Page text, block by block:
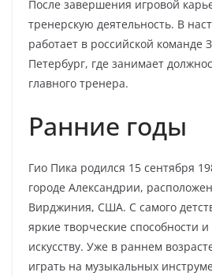
После завершения игровой
тренерскую деятельность. В
работает в российской команде
Петербург, где занимает
главного тренера.
Ранние годы
Гио Пика родился 15 сентября
городе Александрии,
Вирджиния, США. С самого
яркие творческие способности
искусству. Уже в раннем
играть на музыкальных